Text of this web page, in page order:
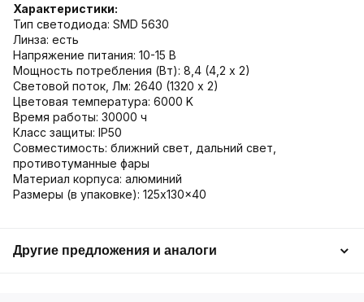
Характеристики:
Тип светодиода: SMD 5630
Линза: есть
Напряжение питания: 10-15 В
Мощность потребления (Вт): 8,4 (4,2 х 2)
Световой поток, Лм: 2640 (1320 х 2)
Цветовая температура: 6000 K
Время работы: 30000 ч
Класс защиты: IP50
Совместимость: ближний свет, дальний свет,
противотуманные фары
Материал корпуса: алюминий
Размеры (в упаковке): 125x130x40
Другие предложения и аналоги